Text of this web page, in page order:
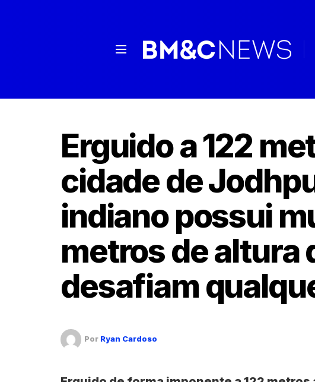
Erguido a 122
cidade de
indiano possui
metros de altura
desafiam
Por Ryan Cardoso